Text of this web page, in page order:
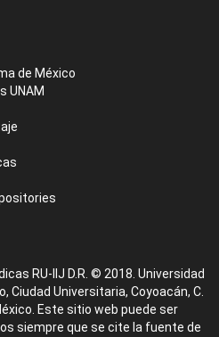
de México
UNAM
RU-IIJ D.R. © 2018. Universidad
Ciudad Universitaria, Coyoacán, C.
Este sitio web puede ser
siempre que se cite la fuente de